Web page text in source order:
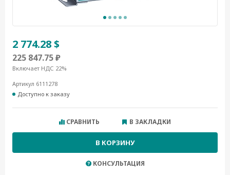
2 774.28 $
225 847.75 ₽
Включает НДС 22%
Артикул 6111278
Доступно к заказу
СРАВНИТЬ В ЗАКЛАДКИ
В КОРЗИНУ
КОНСУЛЬТАЦИЯ